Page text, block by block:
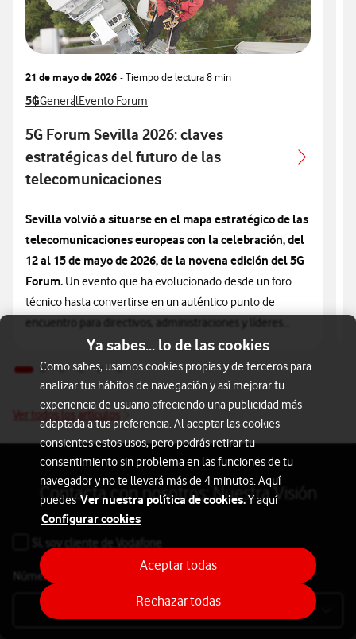
21 de mayo de 2026 - Tiempo de lectura8 min
Ver más articulos relacionados con
5GVer más artículos con
GeneralVer más artículos con
Evento Forum
5G Forum Sevilla 2026: claves
estratégicas del futuro de las
telecomunicaciones
Sevilla volvió a situarse en el mapa estratégico de las
telecomunicaciones europeas con la celebración, del
12 al 15 de mayo de 2026, de la novena edición del 5G
Forum. Un evento que ha evolucionado desde un foro
técnico hasta convertirse en un auténtico punto de
encuentro para directivos, administraciones y líderes
tecnológicos, y que anticipa con bastante precisión hacia
dónde se dirige el negocio del 5G y del conjunto del
sector de las telecomunicaciones en los próximos años.
Con un formato claramente divulgador basado en la
solvencia de sus ponentes, el 5G Forum ha anticipado las
claves para los próximos años relacionadas con esta
tecnología, su transición al 6G y las implicaciones en
Ciberseguridad que conlleva. Vodafone España participó
con cuatro de nuestros profesionales más destacados:
Teresa Llamas, Directora de Administraciones Públicas;
Nerea Míguez
, Directora de Soluciones de Negocio de
Administraciones Públicas;
Unidad de Ciberseguridad y
Manager de
Ver todos los artículos
Contacta con nosotros: Nuestra Visión
Sí, soy cliente de Vodafone
Número de empleados
Ya sabes... lo de las cookies
Como sabes, usamos cookies propias y de terceros para
analizar tus hábitos de navegación y así mejorar tu
experiencia de usuario ofreciendo una publicidad más
adaptada a tus preferencia. Al aceptar las cookies
consientes estos usos, pero podrás retirar tu
consentimiento sin problema en las funciones de tu
navegador y no te llevará más de 4 minutos. Aquí
puedes Ver nuestra política de cookies.Y aquí
Configurar cookies
Rechazar todas
Aceptar todas